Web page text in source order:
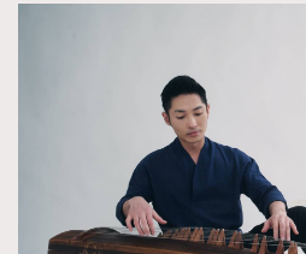
TRENDING